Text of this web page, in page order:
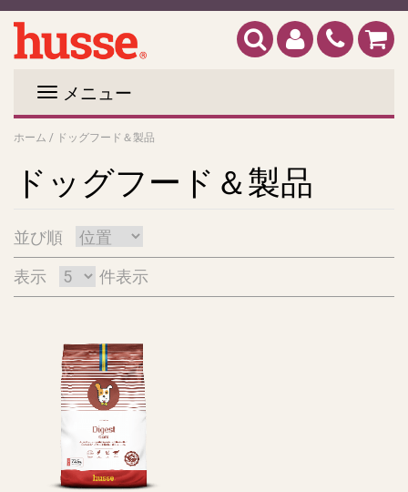
メニュー
ホーム / ドッグフード＆製品
ドッグフード＆製品
並び順
表示 件表示